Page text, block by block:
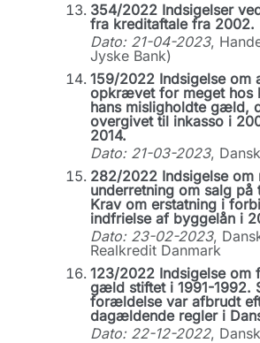
354/2022 Indsigelser
fra kreditaftale fra 2002.
Dato: 21-04-2023,
Jyske Bank)
159/2022 Indsigelse om
opkrævet for meget hos
hans misligholdte gæld,
overgivet til inkasso i
2014.
Dato: 21-03-2023,
282/2022 Indsigelse om
underretning om salg på
Krav om erstatning i
indfrielse af byggelån i
Dato: 23-02-2023,
Realkredit Danmark
123/2022 Indsigelse
gæld stiftet i 1991-1992.
forældelse var afbrudt
dagældende regler i
Dato: 22-12-2022,